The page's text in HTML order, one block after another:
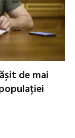
de mai